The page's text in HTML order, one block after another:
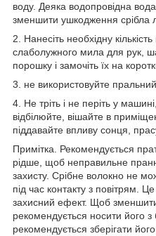
воду. Деяка водопровідна
зменшити ушкодження срібла
2. Нанесіть необхідну
слаболужного мила для рук,
порошку і замочіть їх на
3. не використовуйте
4. Не тріть і не періть у
відбілюйте, вішайте в
піддавайте впливу сонця,
Примітка. Рекомендується
рідше, щоб неправильне
захисту. Срібне волокно не
під час контакту з повітрям.
захисний ефект. Щоб
рекомендується носити його
рекомендується зберігати